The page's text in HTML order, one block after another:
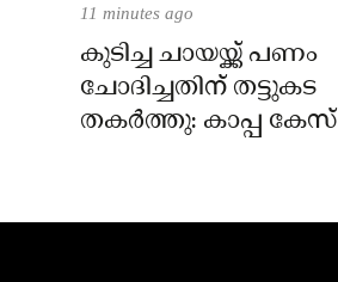
11 minutes ago
കുടിച്ച ചായയ്ക്ക് പണം
ചോദിച്ചതിന് തട്ടുകട
തകർത്തു: കാപ്പ കേസ്